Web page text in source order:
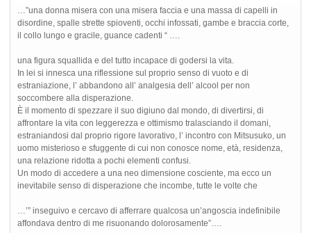
…”una donna misera con una misera faccia e una massa di capelli in
disordine, spalle strette spioventi, occhi infossati, gambe e braccia corte,
il collo lungo e gracile, guance cadenti “ ….
una figura squallida e del tutto incapace di godersi la vita.
In lei si innesca una riflessione sul proprio senso di vuoto e di
estraniazione, l’ abbandono all’ analgesia dell’ alcool per non
soccombere alla disperazione.
È il momento di spezzare il suo digiuno dal mondo, di divertirsi, di
affrontare la vita con leggerezza e ottimismo tralasciando il domani,
estraniandosi dal proprio rigore lavorativo, l’ incontro con Mitsusuko, un
uomo misterioso e sfuggente di cui non conosce nome, età, residenza,
una relazione ridotta a pochi elementi confusi.
Un modo di accedere a una neo dimensione cosciente, ma ecco un
inevitabile senso di disperazione che incombe, tutte le volte che
…’” inseguivo e cercavo di afferrare qualcosa un’angoscia indefinibile
affondava dentro di me risuonando dolorosamente”….